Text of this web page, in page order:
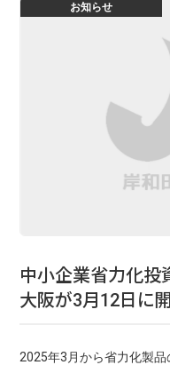
お知らせ
中小企業省力化投
大阪が3月12日に
2025年3月から省力化製